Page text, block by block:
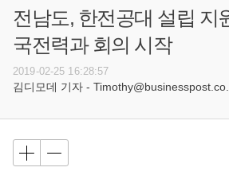
전남도, 한전공대 설립 지
국전력과 회의 시작
2019-02-25 16:28:57
김디모데 기자 -